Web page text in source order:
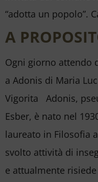
“adotta un popolo”.
A
Ogni giorno attendo
a Adonis di Maria
Vigorita Adonis,
Esber, è nato nel
laureato in Filosofia
svolto attività di
e attualmente